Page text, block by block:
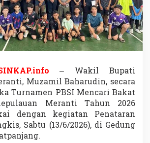
m
e
n
P
B
S
A
t
l
B
e
– Wakil Bupati
Muzamil Baharudin, secara
Turnamen PBSI Mencari Bakat
Meranti Tahun 2026
dengan kegiatan Penataran
Sabtu (13/6/2026), di Gedung